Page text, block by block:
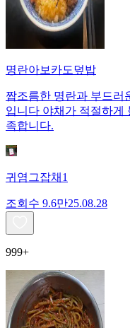
명란아보카도덮밥
짭조름한 명란과 부드러
입니다 야채가 적절하게
족합니다.
귀염그잡채1
조회수 9.6만25.08.28
999+